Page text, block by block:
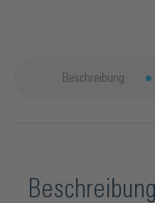
Beschreibung
Beschreibung